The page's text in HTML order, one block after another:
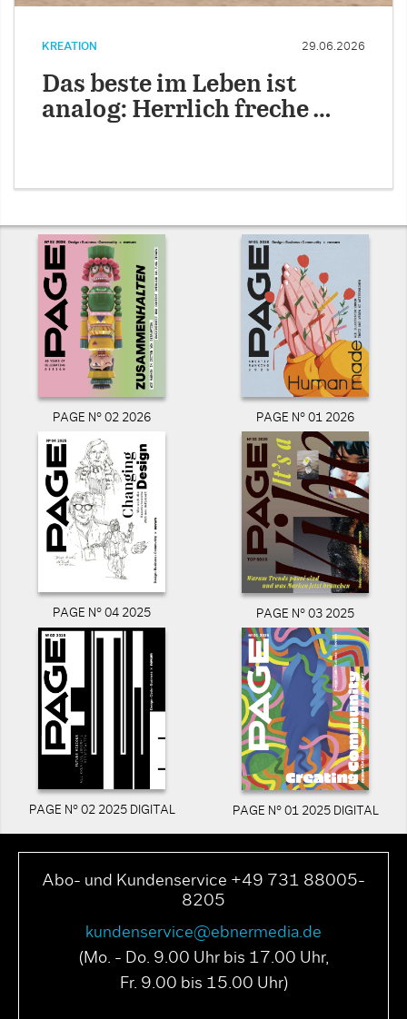
KREATION 29.06.2026
Das beste im Leben ist
analog: Herrlich freche …
PAGE N° 02 2026 PAGE N° 01 2026
PAGE N° 04 2025 PAGE N° 03 2025
PAGE N° 02 2025 DIGITAL PAGE N° 01 2025 DIGITAL
Abo- und Kundenservice +49 731 88005-
8205
kundenservice@ebnermedia.de
(Mo. - Do. 9.00 Uhr bis 17.00 Uhr,
Fr. 9.00 bis 15.00 Uhr)